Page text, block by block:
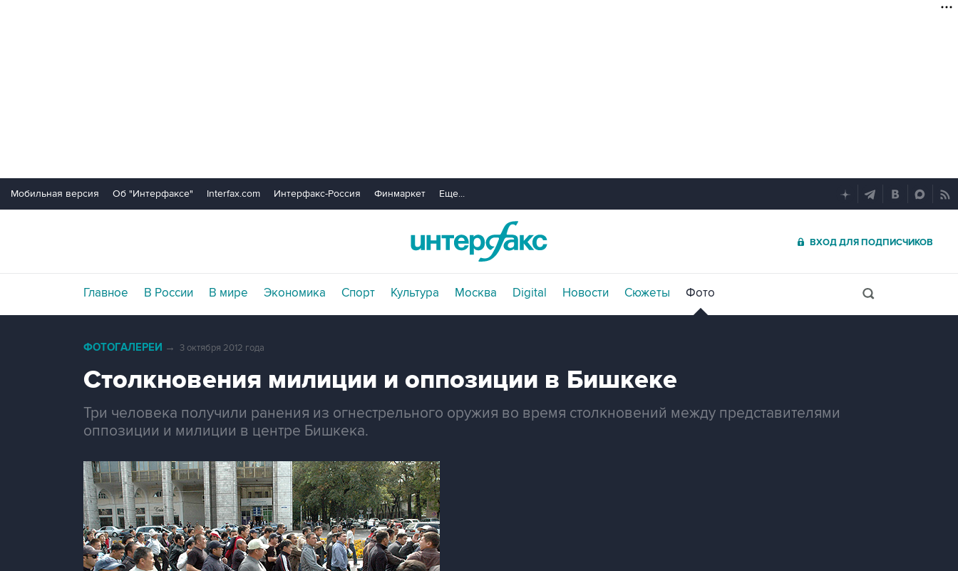
Мобильная версия Об "Интерфаксе" Interfax.com Интерфакс-Россия Финмаркет Еще...
ВХОД ДЛЯ ПОДПИСЧИКОВ
Главное В России В мире Экономика Спорт Культура Москва Digital Новости Сюжеты Фото
ФОТОГАЛЕРЕИ → 3 октября 2012 года
Cтолкновения милиции и оппозиции в Бишкеке
Три человека получили ранения из огнестрельного оружия во время столкновений между представителями
оппозиции и милиции в центре Бишкека.